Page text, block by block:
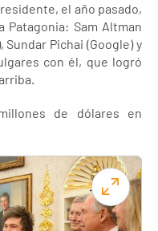
el año pasado,
Sam Altman
Sundar Pichai (Google) y
con él, que logró
de dólares en